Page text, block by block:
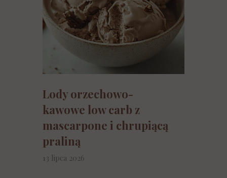
Lody orzechowo-
kawowe low carb z
mascarpone i chrupiącą
praliną
13 lipca 2026